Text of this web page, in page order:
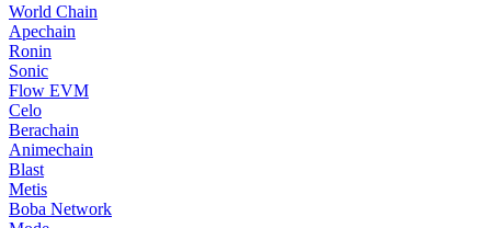
World Chain
Apechain
Ronin
Sonic
Flow EVM
Celo
Berachain
Animechain
Blast
Metis
Boba Network